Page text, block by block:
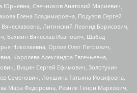
Юрьевна, Свечников Анатолий Мариевич,
Елена Владимировна, Подузов Сергей
Литинский Леонид Борисович,
Бахмин Вячеслав Иванович, Шабад
Николаевна, Орлов Олег Петрович,
Королева Александра Евгеньевна,
Вицин Сергей Ефимович, Золотухин
Семенович, Локшина Татьяна Иосифовна,
Мара Федоровна, Резник Генри Маркович,